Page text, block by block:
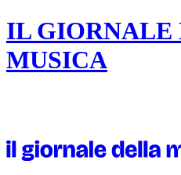
IL GIORNALE
MUSICA